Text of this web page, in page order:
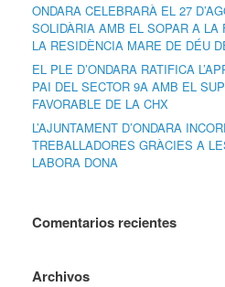
ONDARA CELEBRARÀ EL 27
SOLIDÀRIA AMB EL SOPAR A LA
LA RESIDÈNCIA MARE DE DÉU
EL PLE D’ONDARA RATIFICA
PAI DEL SECTOR 9A AMB EL
FAVORABLE DE LA CHX
L’AJUNTAMENT D’ONDARA
TREBALLADORES GRÀCIES A
LABORA DONA
Comentarios recientes
Archivos